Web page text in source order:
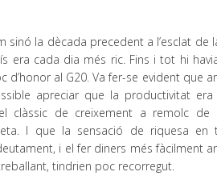
sinó la dècada precedent a l’esclat de
era cada dia més ric. Fins i tot hi
d’honor al G20. Va fer-se evident que
apreciar que la productivitat
clàssic de creixement a remolc
I que la sensació de riquesa
i el fer diners més fàcilment
tindrien poc recorregut.